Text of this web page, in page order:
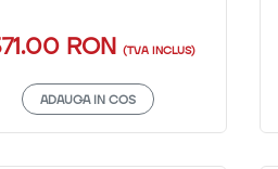
RON(TVA INCLUS)
ADAUGA IN COS